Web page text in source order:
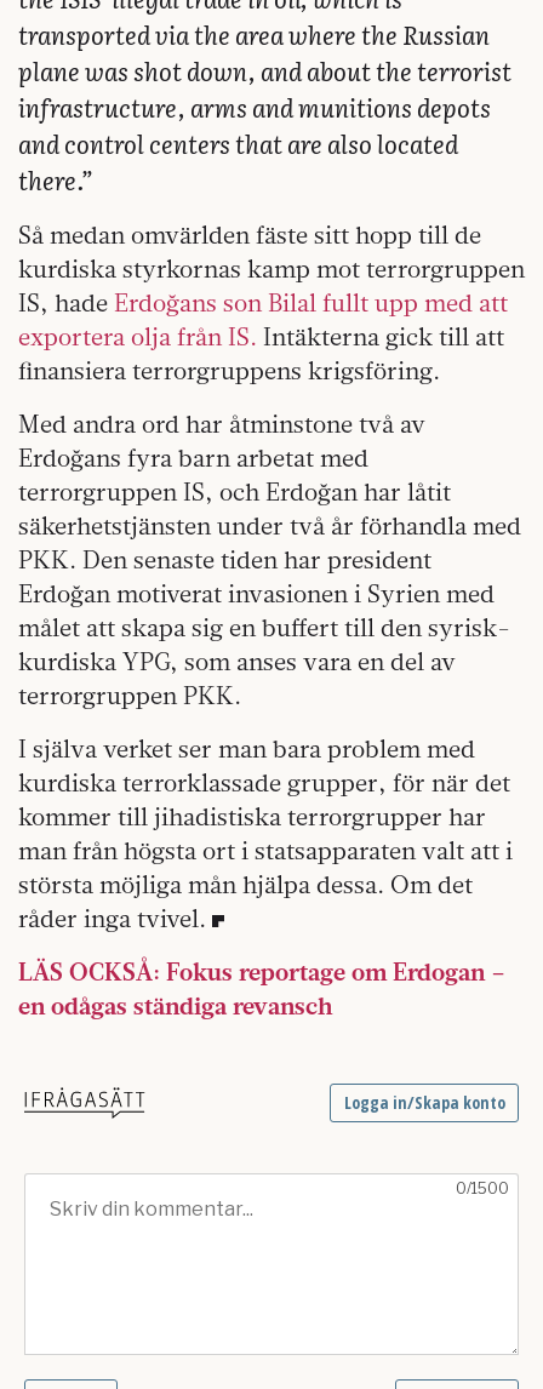
transported via the area where the Russian
plane was shot down, and about the terrorist
infrastructure, arms and munitions depots
and control centers that are also located
there.”
Så medan omvärlden fäste sitt hopp till de
kurdiska styrkornas kamp mot terrorgruppen
IS, hade Erdoğans son Bilal fullt upp med att
exportera olja från IS. Intäkterna gick till att
finansiera terrorgruppens krigsföring.
Med andra ord har åtminstone två av
Erdoğans fyra barn arbetat med
terrorgruppen IS, och Erdoğan har låtit
säkerhetstjänsten under två år förhandla med
PKK. Den senaste tiden har president
Erdoğan motiverat invasionen i Syrien med
målet att skapa sig en buffert till den syrisk-
kurdiska YPG, som anses vara en del av
terrorgruppen PKK.
I själva verket ser man bara problem med
kurdiska terrorklassade grupper, för när det
kommer till jihadistiska terrorgrupper har
man från högsta ort i statsapparaten valt att i
största möjliga mån hjälpa dessa. Om det
råder inga tvivel.
LÄS OCKSÅ: Fokus reportage om Erdogan –
en odågas ständiga revansch